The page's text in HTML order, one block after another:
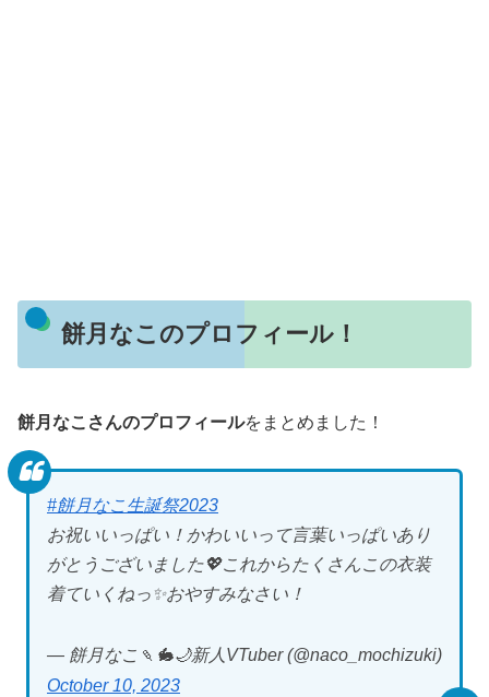
餅月なこのプロフィール！
餅月なこさんのプロフィールをまとめました！
#餅月なこ生誕祭2023
お祝いいっぱい！かわいいって言葉いっぱいあり
がとうございました💖これからたくさんこの衣装
着ていくねっ✨おやすみなさい！
— 餅月なこ🍡🐇🌙新人VTuber (@naco_mochizuki)
October 10, 2023